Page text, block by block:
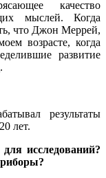
качество
мыслей. Когда
что Джон Меррей,
возрасте, когда
развитие
результаты
лет.
исследований?